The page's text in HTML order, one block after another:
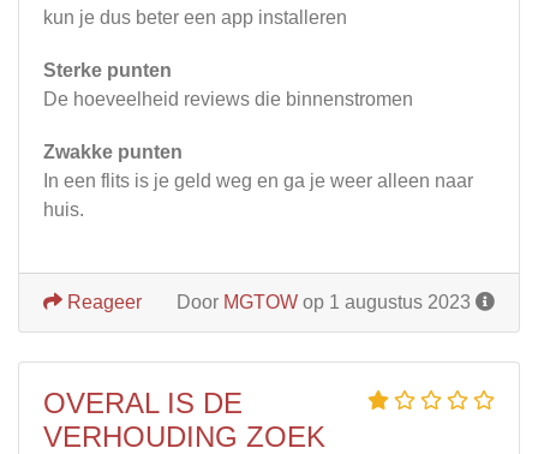
kun je dus beter een app installeren
Sterke punten
De hoeveelheid reviews die binnenstromen
Zwakke punten
In een flits is je geld weg en ga je weer alleen naar
huis.
Door MGTOW op 1 augustus 2023
Reageer
OVERAL IS DE
VERHOUDING ZOEK